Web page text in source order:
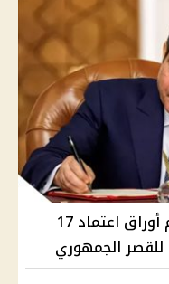
بالاسماء الرئيس السيسي يتسلم أوراق اعتماد 17
الجمهوري